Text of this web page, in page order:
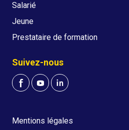
Salarié
Jeune
Prestataire de formation
Suivez-nous
Mentions légales